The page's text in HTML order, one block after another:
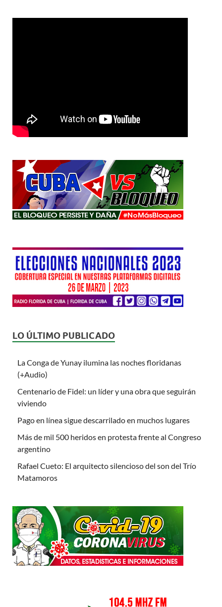
LO ÚLTIMO PUBLICADO
La Conga de Yunay ilumina las noches floridanas
(+Audio)
Centenario de Fidel: un líder y una obra que seguirán
viviendo
Pago en línea sigue descarrilado en muchos lugares
Más de mil 500 heridos en protesta frente al Congreso
argentino
Rafael Cueto: El arquitecto silencioso del son del Trío
Matamoros